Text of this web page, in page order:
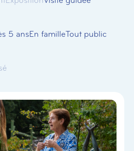
5 ansEn familleTout public